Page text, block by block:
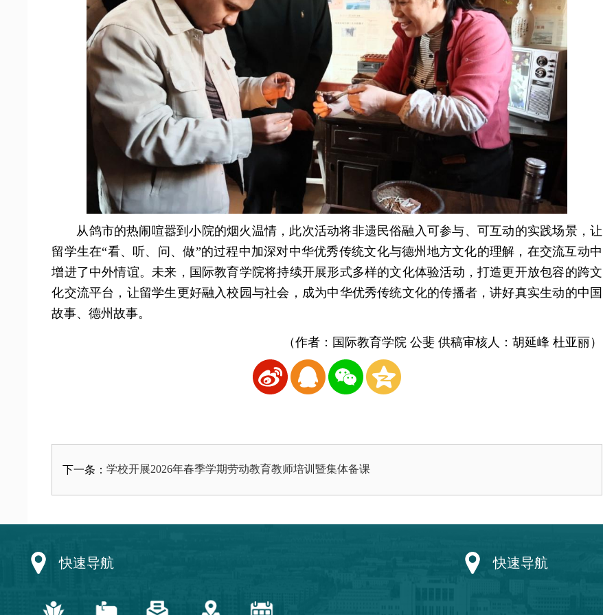
从鸽市的热闹喧嚣到小院的烟火温情，此次活动将非遗民俗融入可参与、可互动的实践场景，让
留学生在“看、听、问、做”的过程中加深对中华优秀传统文化与德州地方文化的理解，在交流互动中
增进了中外情谊。未来，国际教育学院将持续开展形式多样的文化体验活动，打造更开放包容的跨文
化交流平台，让留学生更好融入校园与社会，成为中华优秀传统文化的传播者，讲好真实生动的中国
故事、德州故事。
（作者：国际教育学院 公斐 供稿审核人：胡延峰 杜亚丽）
下一条：学校开展2026年春季学期劳动教育教师培训暨集体备课
快速导航 快速导航